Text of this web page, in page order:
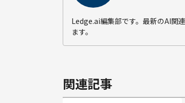
Ledge.ai編集部です。最新のAI関
ます。
関連記事